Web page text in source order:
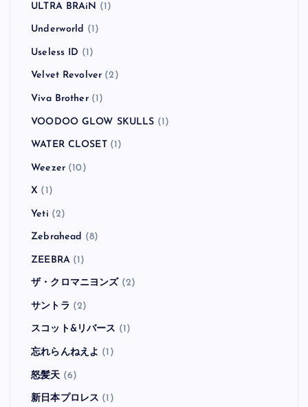
ULTRA BRAiN (1)
Underworld (1)
Useless ID (1)
Velvet Revolver (2)
Viva Brother(1)
VOODOO GLOW SKULLS (1)
WATER CLOSET(1)
Weezer(10)
X (1)
Yeti (2)
Zebrahead (8)
ZEEBRA(1)
ザ・クロマニヨンズ (2)
サントラ (2)
スコット&リバース (1)
忘れらんねえよ (1)
怒髪天 (6)
新日本プロレス (1)